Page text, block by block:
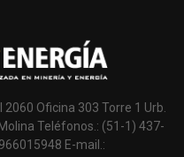
Oficina 303 Torre 1 Urb.
Teléfonos.: (51-1) 437-
E-mail.: